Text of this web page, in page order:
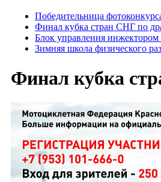
Победительница
Финал кубка стран СНГ по
Блок управления инжектором
Зимняя школа физического
Финал кубка